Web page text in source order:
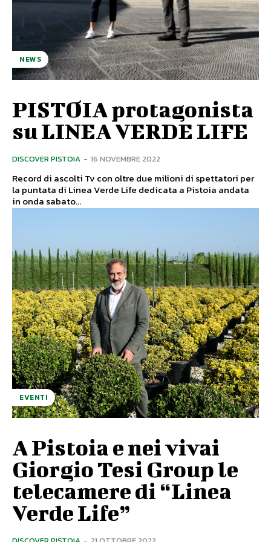
NEWS
PISTOIA protagonista
su LINEA VERDE LIFE
DISCOVER PISTOIA - 16 NOVEMBRE 2022
Record di ascolti Tv con oltre due milioni di spettatori per
la puntata di Linea Verde Life dedicata a Pistoia andata
in onda sabato...
EVENTI
A Pistoia e nei vivai
Giorgio Tesi Group le
telecamere di “Linea
Verde Life”